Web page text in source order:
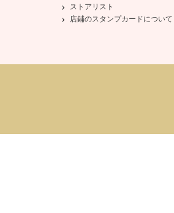
ストアリスト
店鋪のスタンプカードについて